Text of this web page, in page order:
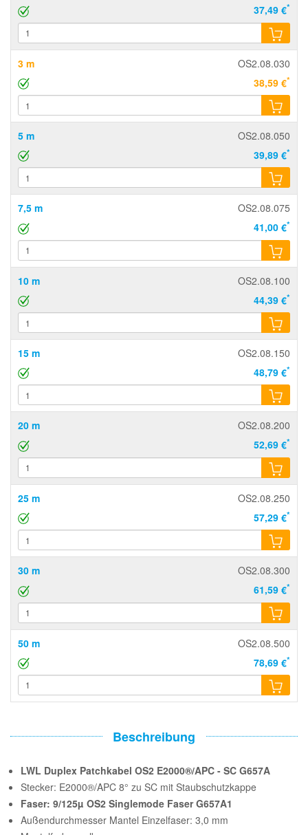
37,49 €*
3 m
OS2.08.030
38,59 €*
5 m
OS2.08.050
39,89 €*
7,5 m
OS2.08.075
41,00 €*
10 m
OS2.08.100
44,39 €*
15 m
OS2.08.150
48,79 €*
20 m
OS2.08.200
52,69 €*
25 m
OS2.08.250
57,29 €*
30 m
OS2.08.300
61,59 €*
50 m
OS2.08.500
78,69 €*
Beschreibung
LWL Duplex Patchkabel OS2 E2000®/APC - SC G657A
Stecker: E2000®/APC 8° zu SC mit Staubschutzkappe
Faser: 9/125µ OS2 Singlemode Faser G657A1
Außendurchmesser Mantel Einzelfaser: 3,0 mm